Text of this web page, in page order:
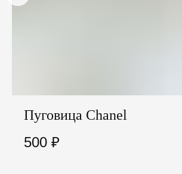
Пуговица Chanel
500 ₽